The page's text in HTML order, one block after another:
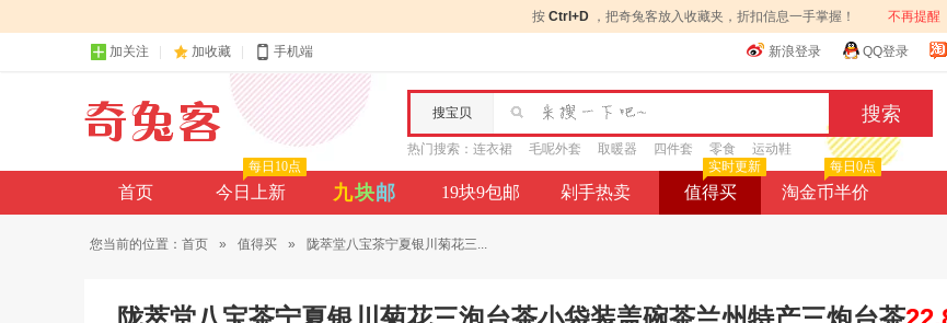
按 Ctrl+D ，把奇兔客放入收藏夹，折扣信息一手掌握！ 不再提醒
加关注 加收藏 手机端 新浪登录 QQ登录
搜宝贝
热门搜索： 连衣裙 毛呢外套 取暖器 四件套 零食 运动鞋
首页 今日上新
每日10点
九块邮 19块9包邮 剁手热卖 值得买
实时更新
淘金币半价
每日0点
您当前的位置： 首页 » 值得买 » 陇萃堂八宝茶宁夏银川菊花三...